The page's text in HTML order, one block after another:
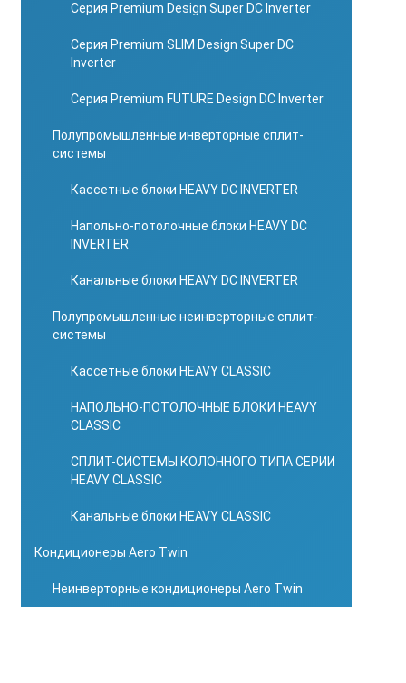
Серия Premium Design Super DC Inverter
Серия Premium SLIM Design Super DC
Inverter
Серия Premium FUTURE Design DC Inverter
Полупромышленные инверторные сплит-
системы
Кассетные блоки HEAVY DC INVERTER
Напольно-потолочные блоки HEAVY DC
INVERTER
Канальные блоки HEAVY DC INVERTER
Полупромышленные неинверторные сплит-
системы
Кассетные блоки HEAVY CLASSIC
НАПОЛЬНО-ПОТОЛОЧНЫЕ БЛОКИ HEAVY
CLASSIC
СПЛИТ-СИСТЕМЫ КОЛОННОГО ТИПА СЕРИИ
HEAVY CLASSIC
Канальные блоки HEAVY CLASSIC
Кондиционеры Aero Twin
Неинверторные кондиционеры Aero Twin